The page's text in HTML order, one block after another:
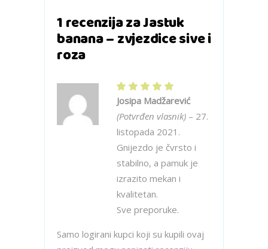
1 recenzija zaJastuk
banana – zvjezdice sive i
roza
Josipa Madžarević
(Potvrđen vlasnik) – 27.
listopada 2021.
Gnijezdo je čvrsto i
stabilno, a pamuk je
izrazito mekan i
kvalitetan.
Sve preporuke.
Samo logirani kupci koji su kupili ovaj